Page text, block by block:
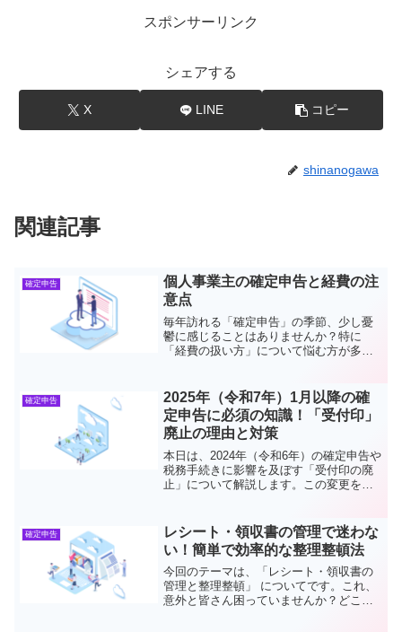
スポンサーリンク
シェアする
X LINE コピー
shinanogawa
関連記事
確定申告
個人事業主の確定申告と経費の注
意点
毎年訪れる「確定申告」の季節、少し憂
鬱に感じることはありませんか？特に
「経費の扱い方」について悩む方が多い
ズに進め、税務トラブルを避けるための
コツをお伝えします。確定申...
確定申告
2025年（令和7年）1月以降の確
定申告に必須の知識！「受付印」
廃止の理由と対策
本日は、2024年（令和6年）の確定申告や
税務手続きに影響を及ぼす「受付印の廃
止」について解説します。この変更を知
い！「受付印」廃止とは？2025年（令和7
年）1月から...
確定申告
レシート・領収書の管理で迷わな
い！簡単で効率的な整理整頓法
今回のテーマは、「レシート・領収書の
管理と整理整頓」 についてです。これ、
意外と皆さん困っていませんか？どこに